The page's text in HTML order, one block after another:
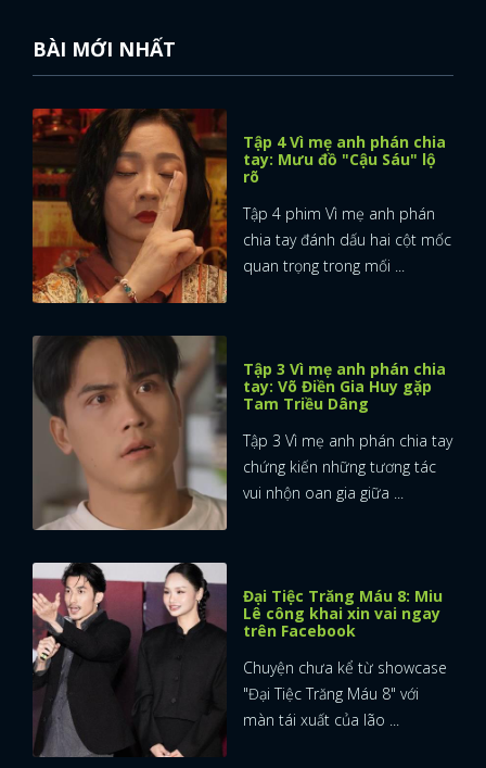
BÀI MỚI NHẤT
Tập 4 Vì mẹ anh phán chia
tay: Mưu đồ "Cậu Sáu" lộ
rõ
Tập 4 phim Vì mẹ anh phán
chia tay đánh dấu hai cột mốc
quan trọng trong mối ...
Tập 3 Vì mẹ anh phán chia
tay: Võ Điền Gia Huy gặp
Tam Triều Dâng
Tập 3 Vì mẹ anh phán chia tay
chứng kiến những tương tác
vui nhộn oan gia giữa ...
Đại Tiệc Trăng Máu 8: Miu
Lê công khai xin vai ngay
trên Facebook
Chuyện chưa kể từ showcase
"Đại Tiệc Trăng Máu 8" với
màn tái xuất của lão ...